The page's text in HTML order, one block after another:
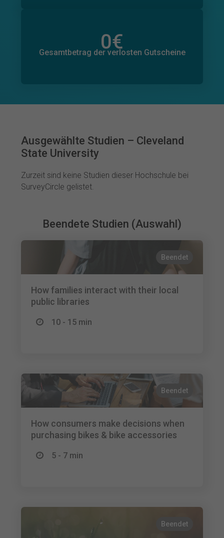
0€
Gesamtbetrag der verlosten Gutscheine
0€
Gesamtbetrag der zugesagten Spenden
Ausgewählte Studien – Cleveland
State University
Zurzeit sind keine Studien dieser Hochschule bei
SurveyCircle gelistet.
Beendete Studien (Auswahl)
Beendet
How families interact with their local
public libraries
10 - 15 min
Beendet
How consumers make decisions when
purchasing bikes & bike accessories
5 - 7 min
Beendet